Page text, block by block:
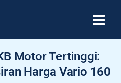
Motor Tertinggi:
Harga Vario 160